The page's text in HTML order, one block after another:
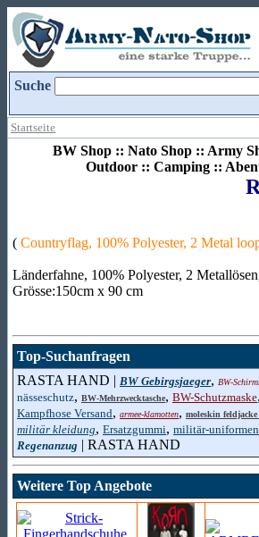
Suche
Startseite
BW Shop :: Nato Shop :: Army
Outdoor :: Camping ::
( Countryflag, 100% Polyester, 2 Metal
Länderfahne, 100% Polyester, 2
Grösse:150cm x 90 cm
Top-Suchanfragen
RASTA HAND | BW Gebirgsjaeger, BW-
nässeschutz, BW-Mehrzwecktasche, BW-Schutzmaske,
Kampfhose Versand, armee-klamotten, moleskin
militär kleidung, Ersatzgummi, militär-uniformen
Regenanzug | RASTA HAND
Weitere Top Angebote